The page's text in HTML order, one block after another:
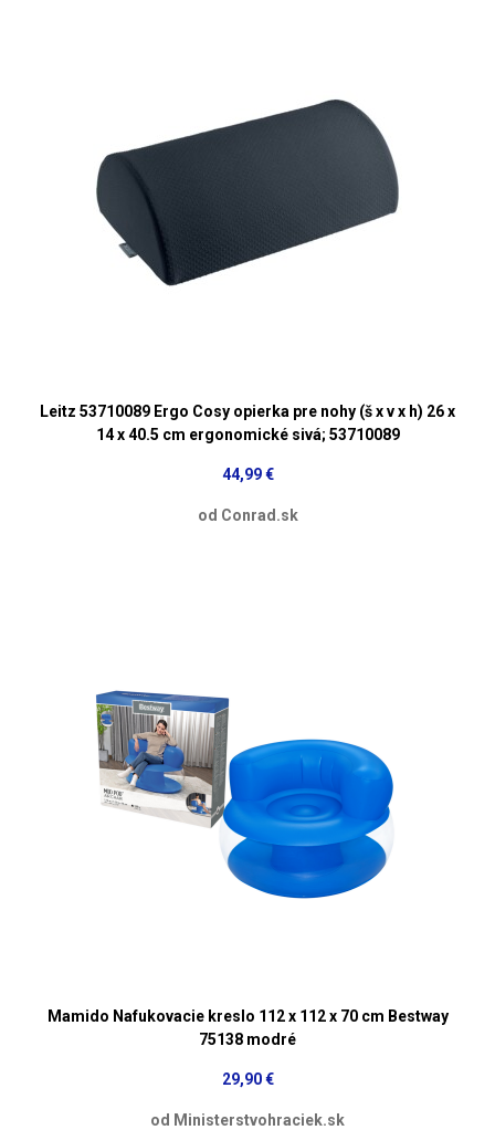
Leitz 53710089 Ergo Cosy opierka pre nohy (š x v x h) 26 x
14 x 40.5 cm ergonomické sivá; 53710089
44,99 €
od Conrad.sk
Mamido Nafukovacie kreslo 112 x 112 x 70 cm Bestway
75138 modré
29,90 €
od Ministerstvohraciek.sk